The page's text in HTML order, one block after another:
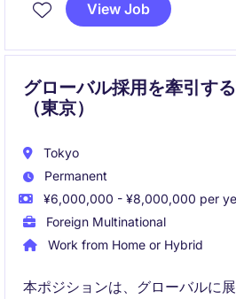
す。明確なプロセスに沿って、
View Job
グローバル採用を牽引す
（東京）
Tokyo
Permanent
¥6,000,000 - ¥8,000,000 per
Foreign Multinational
Work from Home or Hybrid
本ポジションは、グローバルに